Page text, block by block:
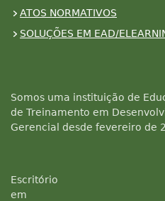
ATOS NORMATIVOS
SOLUÇÕES EM EAD/
Somos uma instituição de
de Treinamento em
Gerencial desde fevereiro de
Escritório
em